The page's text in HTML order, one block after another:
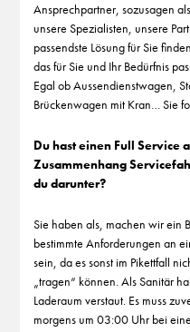
Ansprechpartner, sozusagen
unsere Spezialisten, unsere
passendste Lösung für Sie
das für Sie und Ihr Bedürfnis
Egal ob Aussendienstwagen,
Brückenwagen mit Kran… Sie
Du hast einen Full Service
Zusammenhang
du darunter?
Sie haben als, machen wir ein
bestimmte Anforderungen an
sein, da es sonst im Pikettfall
„tragen“ können. Als Sanitär
Laderaum verstaut. Es muss
morgens um 03:00 Uhr bei